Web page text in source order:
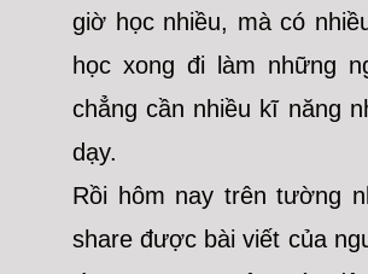
giờ học nhiều, mà có
học xong đi làm những
chẳng cần nhiều kĩ năng
dạy.
Rồi hôm nay trên tường
share được bài viết của